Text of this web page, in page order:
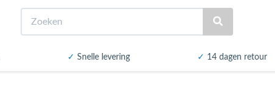
✓ Snelle levering ✓ 14 dagen retour